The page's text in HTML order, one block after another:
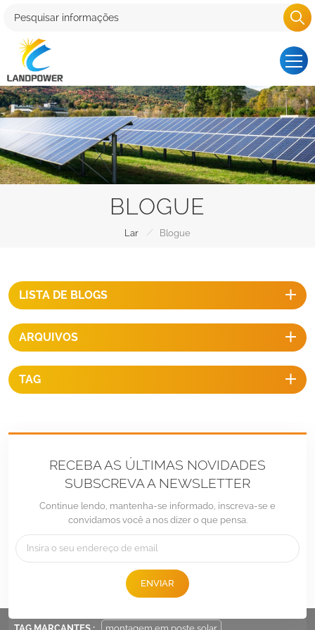
BLOGUE
Lar / Blogue
LISTA DE BLOGS
ARQUIVOS
TAG
RECEBA AS ÚLTIMAS NOVIDADES
SUBSCREVA A NEWSLETTER
Continue lendo, mantenha-se informado, inscreva-se e
convidamos você a nos dizer o que pensa.
ENVIAR
Tel : +86 -592-6212776
Sales@LandpowerSolar.com
Add : Unit 206-9, No 15, Duiying Road, Jimei District, Xiamen, China